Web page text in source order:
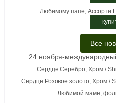
Любимому папе, Ассорти
Все
24 ноября-
Сердце Серебро, Хром /
Сердце Розовое золото, Хром /
Любимой маме,